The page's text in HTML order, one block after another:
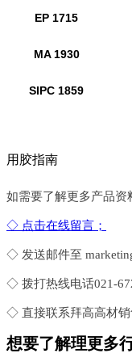
EP 1715
MA 1930
SIPC 1859
用胶指南
如需要了解更多产品资
◇ 点击在线留言；
◇ 发送邮件至
◇ 拨打热线电话021-
◇ 直接联系拜高高材销
想要了解理更多